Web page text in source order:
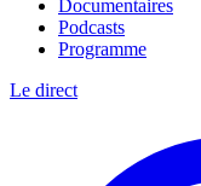
Documentaires
Podcasts
Programme
Le direct